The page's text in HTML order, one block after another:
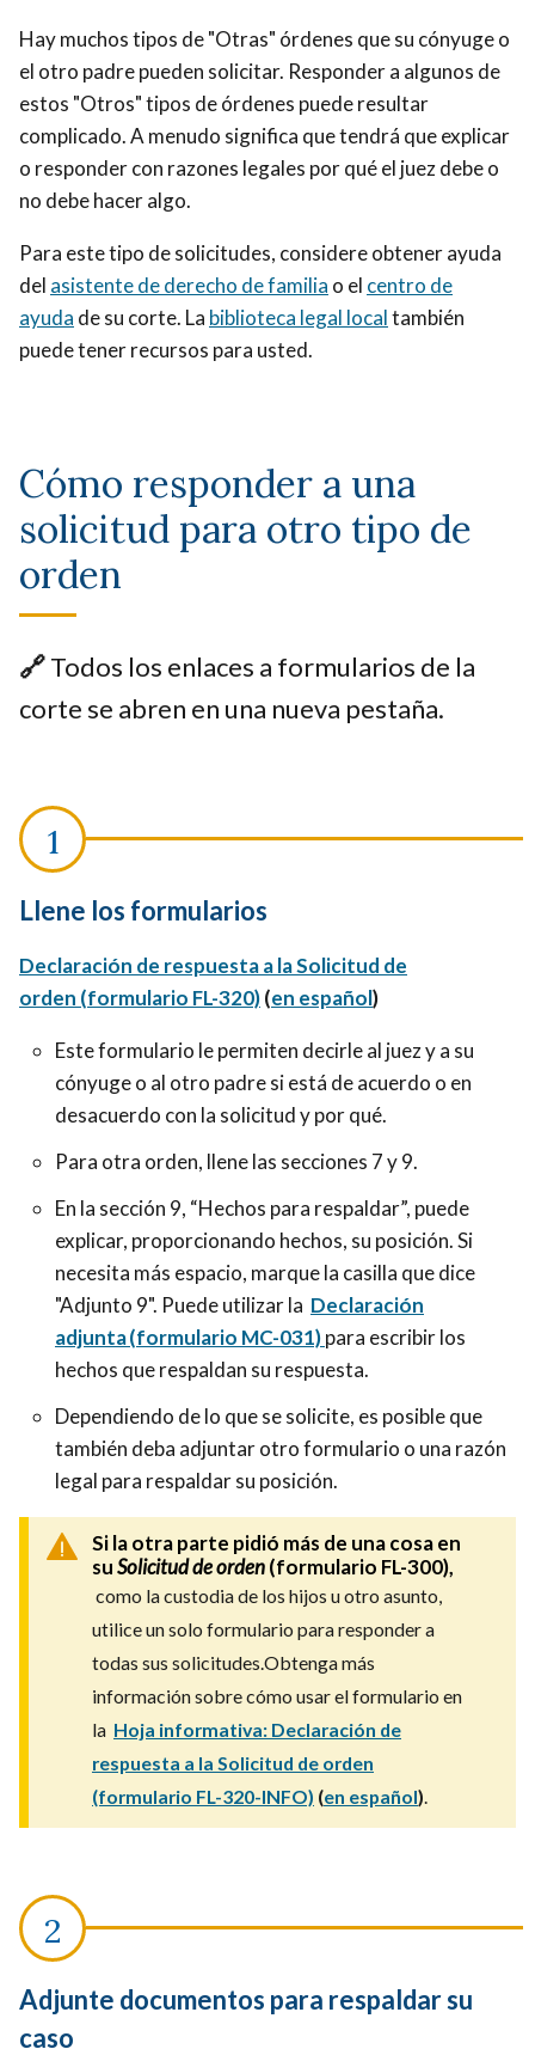
Hay muchos tipos de "Otras" órdenes que su cónyuge o
el otro padre pueden solicitar. Responder a algunos de
estos "Otros" tipos de órdenes puede resultar
complicado. A menudo significa que tendrá que explicar
o responder con razones legales por qué el juez debe o
no debe hacer algo.
Para este tipo de solicitudes, considere obtener ayuda
del asistente de derecho de familia o el centro de
ayuda de su corte. La biblioteca legal localtambién
puede tener recursos para usted.
Cómo responder a una
solicitud para otro tipo de
orden
🔗Todos los enlaces a formularios de la
corte se abren en una nueva pestaña.
Llene los formularios
Declaración de respuesta a la Solicitud de
orden (formulario FL-320)(en español)
Este formulario le permiten decirle al juez y a su
cónyuge o al otro padre si está de acuerdo o en
desacuerdo con la solicitud y por qué.
Para otra orden, llene las secciones 7 y 9.
En la sección 9, “Hechos para respaldar”, puede
explicar, proporcionando hechos, su posición. Si
necesita más espacio, marque la casilla que dice
"Adjunto 9". Puede utilizar la Declaración
adjunta (formulario MC-031)para escribir los
hechos que respaldan su respuesta.
Dependiendo de lo que se solicite, es posible que
también deba adjuntar otro formulario o una razón
legal para respaldar su posición.
Si la otra parte pidió más de una cosa en
suSolicitud de orden(formulario FL-300),
como la custodia de los hijos u otro asunto,
utilice un solo formulario para responder a
todas sus solicitudes.Obtenga más
información sobre cómo usar el formulario en
la Hoja informativa: Declaración de
respuesta a la Solicitud de orden
(formulario FL-320-INFO) (en español)
Adjunte documentos para respaldar su
caso